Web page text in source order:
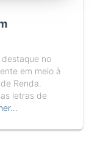
destaque no
em meio à
Renda.
letras de